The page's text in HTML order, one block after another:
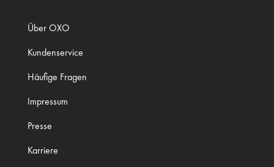
Über OXO
Kundenservice
Häufige Fragen
Impressum
Presse
Karriere